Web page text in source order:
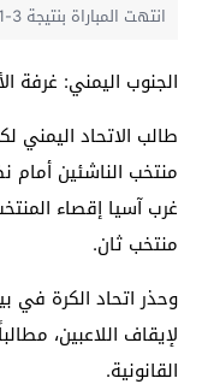
انتهت المباراة بنتيجة 3-1 لصالح السعودية
الجنوب اليمني: غرفة
طالب الاتحاد اليمني
منتخب الناشئين أمام
غرب آسيا إقصاء
منتخب ثان.
وحذر اتحاد الكرة في
لإيقاف اللاعبين،
القانونية.